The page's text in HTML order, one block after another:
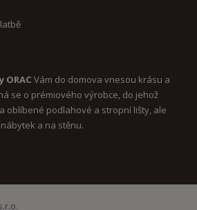
Vám do domova vnesou krásu a
se o prémiového výrobce, do jehož
oblíbené podlahové a stropní lišty, ale
a na stěnu.